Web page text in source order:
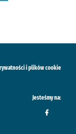
i plików cookie
Jesteśmy na: